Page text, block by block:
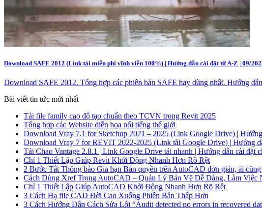
Download SAFE 2012 (Link tải miễn phí vĩnh viễn 100%) | Hướng dẫn cài đặt từ A-Z | 09/
Download SAFE 2012. Tổng hợp các phiên bản SAFE hay dùng nhất. Hướng
Bài viết tin tức mới nhất
Tải file family cao độ tạo chuẩn theo TCVN trong Revit 2025
Tổng hợp các Website diễn họa nổi tiếng thế giới
Download Vray 7.1 for Sketchup 2021 – 2025 (Link Google Drive) |
Download Vray 7 for REVIT 2022-2025 (Link tải Google Drive) | Hướng
Tải Chao Vantage 2.8.1 | Link Google Drive tải nhanh | Hướng dẫn cài đặt
Chỉ 1 Thiết Lập Giúp Revit Khởi Động Nhanh Hơn Rõ Rệt
2 Bước Tắt Thông báo Gia hạn Bản quyền trên AutoCAD đơn giản, ai
Cách Dùng Xref Trong AutoCAD – Quản Lý Bản Vẽ Dễ Dàng, Làm Việc
Chỉ 1 Thiết Lập Giúp AutoCAD Khởi Động Nhanh Hơn Rõ Rệt
3 Cách Hạ file CAD Đời Cao Xuống Phiên Bản Thấp Hơn
3 Cách Hướng Dẫn Cách Sửa Lỗi “Audit detected no errors in recovered